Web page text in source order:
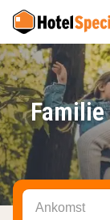
Ankomst